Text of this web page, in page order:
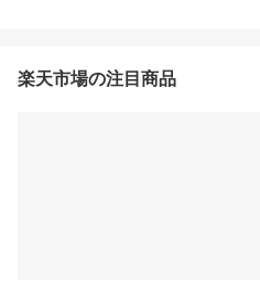
楽天市場の注目商品